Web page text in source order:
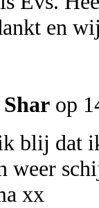
en
Shar op
blij dat
weer
xx